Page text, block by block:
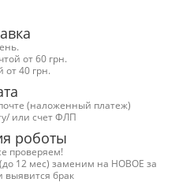
от 60 грн.
от 40 грн.
(наложенный платеж)
или счет ФЛП
роботы
проверяем!
12 мес) заменим на НОВОЕ за
выявится брак